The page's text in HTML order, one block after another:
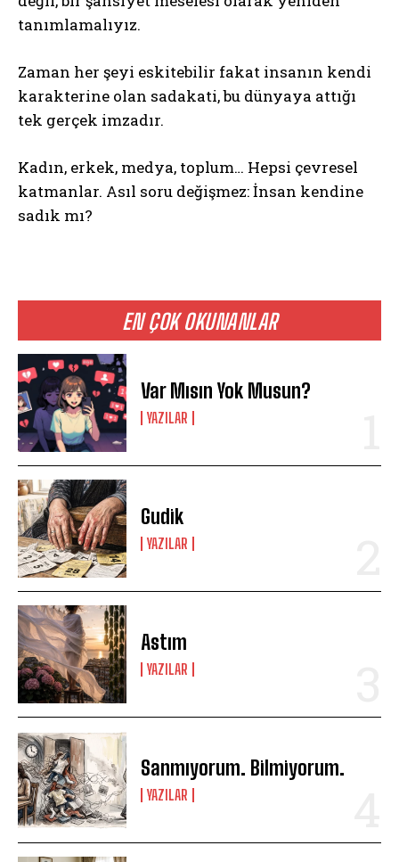
EN ÇOK OKUNANLAR
Var Mısın Yok Musun?
YAZILAR
Gudik
YAZILAR
Astım
YAZILAR
Sanmıyorum. Bilmiyorum.
YAZILAR
tanımlamalıyız.
Zaman her şeyi eskitebilir fakat insanın kendi
karakterine olan sadakati, bu dünyaya attığı
tek gerçek imzadır.
Kadın, erkek, medya, toplum… Hepsi çevresel
katmanlar. Asıl soru değişmez: İnsan kendine
sadık mı?